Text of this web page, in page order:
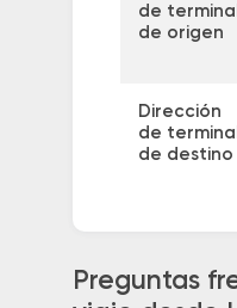
de terminal
de origen
Dirección
de terminal
de destino
Preguntas